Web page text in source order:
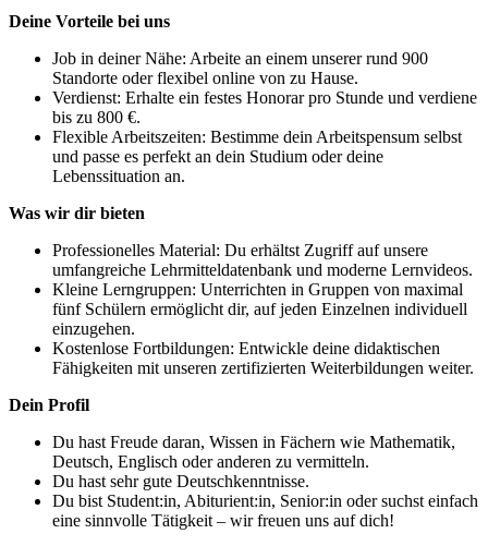
Deine Vorteile bei uns
Job in deiner Nähe: Arbeite an einem unserer rund 900
Standorte oder flexibel online von zu Hause.
Verdienst: Erhalte ein festes Honorar pro Stunde und verdiene
bis zu 800 €.
Flexible Arbeitszeiten: Bestimme dein Arbeitspensum selbst
und passe es perfekt an dein Studium oder deine
Lebenssituation an.
Was wir dir bieten
Professionelles Material: Du erhältst Zugriff auf unsere
umfangreiche Lehrmitteldatenbank und moderne Lernvideos.
Kleine Lerngruppen: Unterrichten in Gruppen von maximal
fünf Schülern ermöglicht dir, auf jeden Einzelnen individuell
einzugehen.
Kostenlose Fortbildungen: Entwickle deine didaktischen
Fähigkeiten mit unseren zertifizierten Weiterbildungen weiter.
Dein Profil
Du hast Freude daran, Wissen in Fächern wie Mathematik,
Deutsch, Englisch oder anderen zu vermitteln.
Du hast sehr gute Deutschkenntnisse.
Du bist Student:in, Abiturient:in, Senior:in oder suchst einfach
eine sinnvolle Tätigkeit – wir freuen uns auf dich!